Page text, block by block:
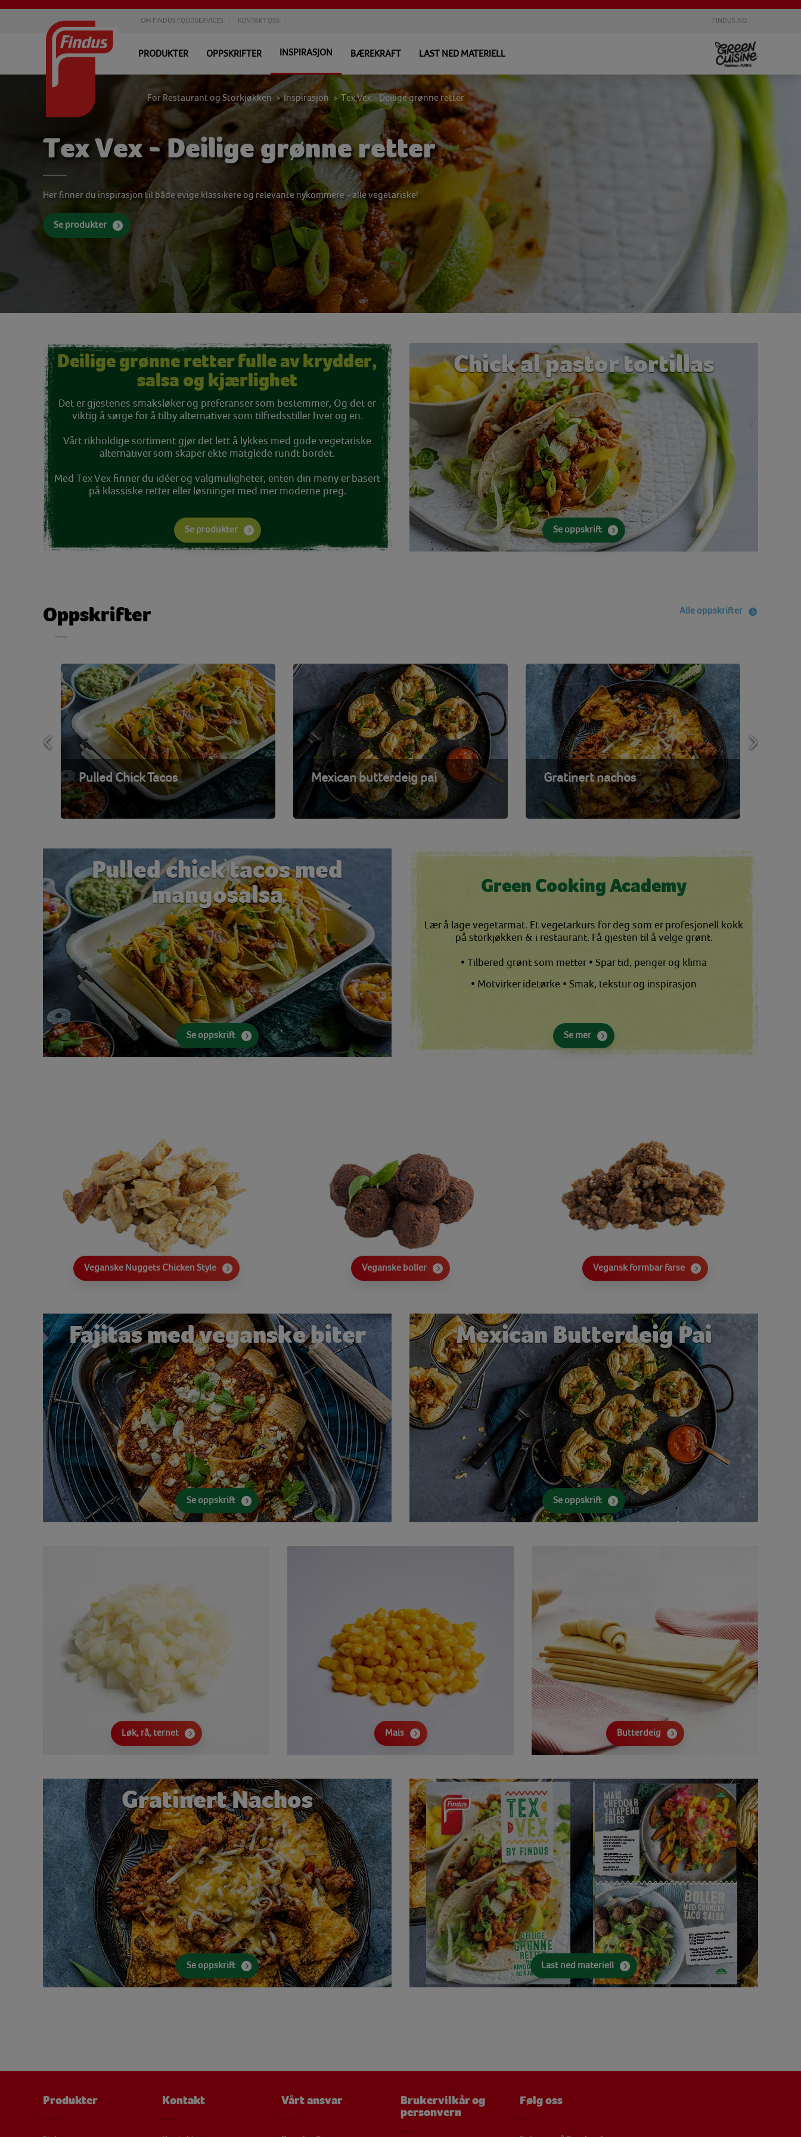
OM FINDUS FOODSERVICES KONTAKT OSS FINDUS.NO
PRODUKTER OPPSKRIFTER INSPIRASJON BÆREKRAFT LAST NED MATERIELL
Tex Vex - Deilige grønne retter
Her finner du inspirasjon til både evige klassikere og relevante nykommere - alle vegetariske!
Se produkter
For Restaurant og Storkjøkken > Inspirasjon > Tex Vex - Deilige grønne retter
Deilige grønne retter fulle av krydder,
salsa og kjærlighet
Det er gjestenes smaksløker og preferanser som bestemmer, Og det er
viktig å sørge for å tilby alternativer som tilfredsstiller hver og en.
Vårt rikholdige sortiment gjør det lett å lykkes med gode vegetariske
alternativer som skaper ekte matglede rundt bordet.
Med Tex Vex finner du idéer og valgmuligheter, enten din meny er basert
på klassiske retter eller løsninger med mer moderne preg.
Se produkter
Chick al pastor tortillas
Se oppskrift
Oppskrifter Alle oppskrifter
Pulled Chick Tacos Mexican butterdeig pai Gratinert nachos
Pulled chick tacos med
mangosalsa
Se oppskrift
Green Cooking Academy
Lær å lage vegetarmat. Et vegetarkurs for deg som er profesjonell kokk
på storkjøkken & i restaurant. Få gjesten til å velge grønt.
• Tilbered grønt som metter • Spar tid, penger og klima
• Motvirker idetørke • Smak, tekstur og inspirasjon
Se mer
Veganske Nuggets Chicken Style Veganske boller Vegansk formbar farse
Fajitas med veganske biter
Se oppskrift
Mexican Butterdeig Pai
Se oppskrift
Løk, rå, ternet Mais Butterdeig
Gratinert Nachos
Se oppskrift Last ned materiell
Produkter Kontakt Vårt ansvar
Brukervilkår og
personvern
Følg oss